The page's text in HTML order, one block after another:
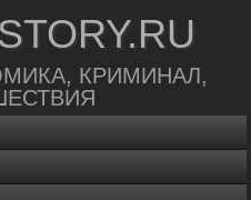
КРИМИНАЛ,